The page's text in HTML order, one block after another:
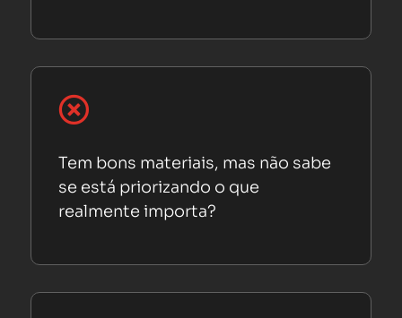

Tem bons materiais, mas não sabe
se está priorizando o que
realmente importa?